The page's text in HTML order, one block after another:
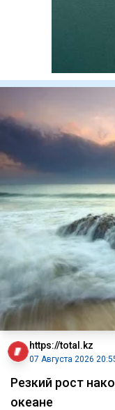
https://total.kz
07 Августа 2026
Резкий рост
океане